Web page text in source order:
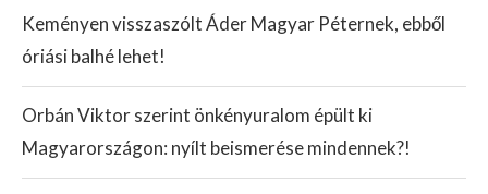
Keményen visszaszólt Áder Magyar Péternek, ebből
óriási balhé lehet!
Orbán Viktor szerint önkényuralom épült ki
Magyarországon: nyílt beismerése mindennek?!